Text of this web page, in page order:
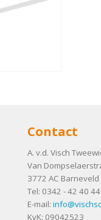
Contact
A. v.d. Visch
Van
3772 AC Barneveld
Tel: 0342 - 42 40 44
E-mail:
KvK: 09042523